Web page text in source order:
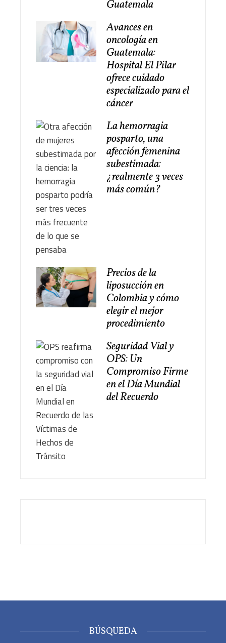
Guatemala
Avances en
oncología en
Guatemala:
Hospital El Pilar
ofrece cuidado
especializado para el
cáncer
La hemorragia
posparto, una
afección femenina
subestimada:
¿realmente 3 veces
más común?
Precios de la
liposucción en
Colombia y cómo
elegir el mejor
procedimiento
Seguridad Vial y
OPS: Un
Compromiso Firme
en el Día Mundial
del Recuerdo
BÚSQUEDA